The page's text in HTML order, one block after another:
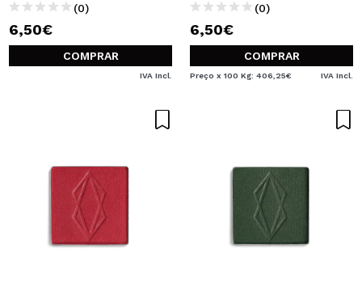
(0)
6,50€
COMPRAR
IVA Incl.
(0)
6,50€
COMPRAR
Preço x 100 Kg: 406,25€ IVA Incl.